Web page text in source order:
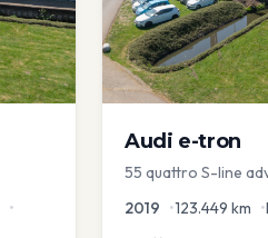
•
Audi e-tron
55 quattro S-line
2019 •123.449 km •